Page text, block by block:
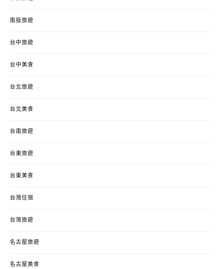
南投旅遊
台中旅遊
台中美食
台北旅遊
台北美食
台南旅遊
台東旅遊
台東美食
台灣住宿
台灣旅遊
名古屋旅遊
名古屋美食